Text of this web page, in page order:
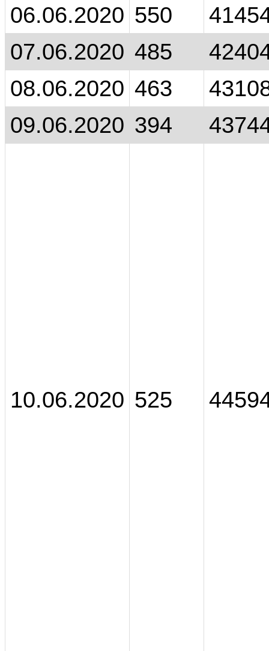
06.06.2020 550
07.06.2020 485
08.06.2020 463
09.06.2020 394
10.06.2020 525